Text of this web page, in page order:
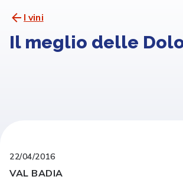
I vini
Il meglio delle
22/04/2016
VAL BADIA